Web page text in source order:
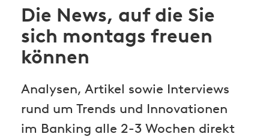
Die News, auf die Sie
sich montags freuen
können
Analysen, Artikel sowie Interviews
rund um Trends und Innovationen
im Banking alle 2-3 Wochen direkt